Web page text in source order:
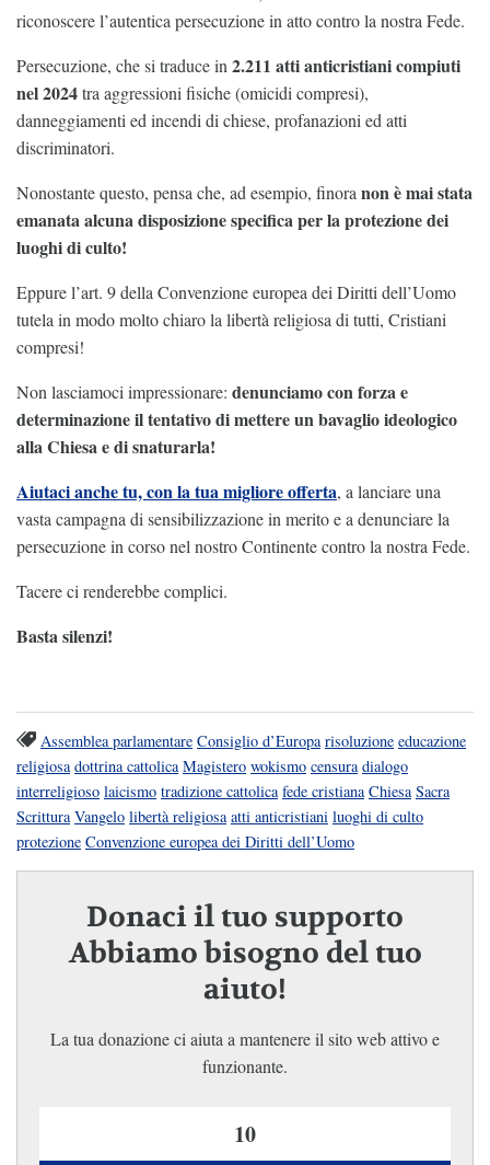
riconoscere l’autentica persecuzione in atto contro la nostra Fede.
Persecuzione, che si traduce in 2.211 atti anticristiani compiuti
nel 2024tra aggressioni fisiche (omicidi compresi),
danneggiamenti ed incendi di chiese, profanazioni ed atti
discriminatori.
Nonostante questo, pensa che, ad esempio, finora non è mai stata
emanata alcuna disposizione specifica per la protezione dei
luoghi di culto!
Eppure l’art. 9 della Convenzione europea dei Diritti dell’Uomo
tutela in modo molto chiaro la libertà religiosa di tutti, Cristiani
compresi!
Non lasciamoci impressionare: denunciamo con forza e
determinazione il tentativo di mettere un bavaglio ideologico
alla Chiesa e di snaturarla!
Aiutaci anche tu, con la tua migliore offerta, a lanciare una
vasta campagna di sensibilizzazione in merito e a denunciare la
persecuzione in corso nel nostro Continente contro la nostra Fede.
Tacere ci renderebbe complici.
Basta silenzi!
Assemblea parlamentare Consiglio d’Europa risoluzione educazione
religiosa dottrina cattolica Magistero wokismo censura dialogo
interreligioso laicismo tradizione cattolica fede cristiana Chiesa Sacra
Scrittura Vangelo libertà religiosa atti anticristiani luoghi di culto
protezione Convenzione europea dei Diritti dell’Uomo
Donaci il tuo supporto
Abbiamo bisogno del tuo
aiuto!
La tua donazione ci aiuta a mantenere il sito web attivo e
funzionante.